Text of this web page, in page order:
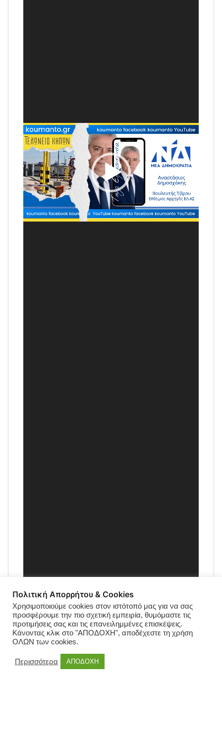
Πολιτική Απορρήτου & Cookies
Χρησιμοποιούμε cookies στον ιστότοπό μας για να σας
προσφέρουμε την πιο σχετική εμπειρία, θυμόμαστε τις
προτιμήσεις σας και τις επανειλημμένες επισκέψεις.
Κάνοντας κλικ στο "ΑΠΟΔΟΧΗ", αποδέχεστε τη χρήση
ΟΛΩΝ των cookies.
Περισσότερα ΑΠΟΔΟΧΗ